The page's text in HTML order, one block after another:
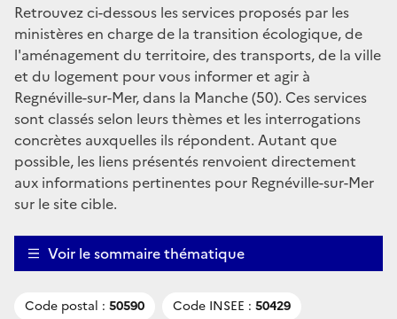
Retrouvez ci-dessous les services proposés par les
ministères en charge de la transition écologique, de
l'aménagement du territoire, des transports, de la ville
et du logement pour vous informer et agir à
Regnéville-sur-Mer, dans la Manche (50). Ces services
sont classés selon leurs thèmes et les interrogations
concrètes auxquelles ils répondent. Autant que
possible, les liens présentés renvoient directement
aux informations pertinentes pour Regnéville-sur-Mer
sur le site cible.
Voir le sommaire thématique
Code postal : 50590 Code INSEE : 50429